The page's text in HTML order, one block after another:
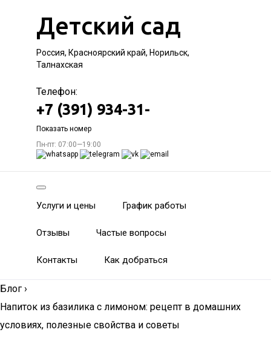
Детский сад
Россия, Красноярский край, Норильск,
Талнахская
Телефон:
+7 (391) 934-31-
Показать номер
Пн-пт: 07:00—19:00
Услуги и цены График работы
Отзывы Частые вопросы
Контакты Как добраться
Блог ›
Напиток из базилика с лимоном: рецепт в домашних
условиях, полезные свойства и советы